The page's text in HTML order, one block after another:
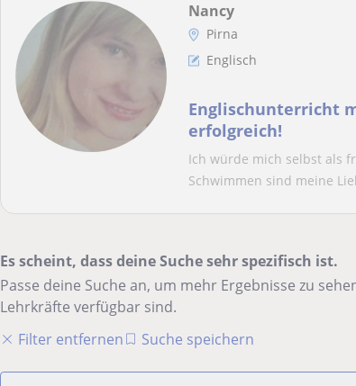
Nancy
Pirna
Englisch
Englischunterricht
erfolgreich!
Ich würde mich selbst als
Schwimmen sind meine
Es scheint, dass deine Suche sehr spezifisch ist.
Passe deine Suche an, um mehr Ergebnisse zu
Lehrkräfte verfügbar sind.
Filter entfernen
Suche speichern